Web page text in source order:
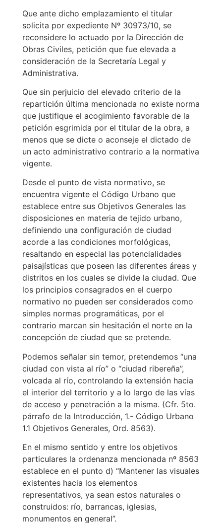
Que ante dicho emplazamiento el titular
solicita por expediente Nº 30973/10, se
reconsidere lo actuado por la Dirección de
Obras Civiles, petición que fue elevada a
consideración de la Secretaría Legal y
Administrativa.
Que sin perjuicio del elevado criterio de la
repartición última mencionada no existe norma
que justifique el acogimiento favorable de la
petición esgrimida por el titular de la obra, a
menos que se dicte o aconseje el dictado de
un acto administrativo contrario a la normativa
vigente.
Desde el punto de vista normativo, se
encuentra vigente el Código Urbano que
establece entre sus Objetivos Generales las
disposiciones en materia de tejido urbano,
definiendo una configuración de ciudad
acorde a las condiciones morfológicas,
resaltando en especial las potencialidades
paisajísticas que poseen las diferentes áreas y
distritos en los cuales se divide la ciudad. Que
los principios consagrados en el cuerpo
normativo no pueden ser considerados como
simples normas programáticas, por el
contrario marcan sin hesitación el norte en la
concepción de ciudad que se pretende.
Podemos señalar sin temor, pretendemos “una
ciudad con vista al río” o “ciudad ribereña”,
volcada al río, controlando la extensión hacia
el interior del territorio y a lo largo de las vías
de acceso y penetración a la misma. (Cfr. 5to.
párrafo de la Introducción, 1.- Código Urbano
1.1 Objetivos Generales, Ord. 8563).
En el mismo sentido y entre los objetivos
particulares la ordenanza mencionada nº 8563
establece en el punto d) “Mantener las visuales
existentes hacia los elementos
representativos, ya sean estos naturales o
construidos: río, barrancas, iglesias,
monumentos en general”.